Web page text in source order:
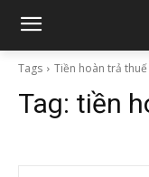
Tags Tiền hoàn trả thuế
Tag: tiền